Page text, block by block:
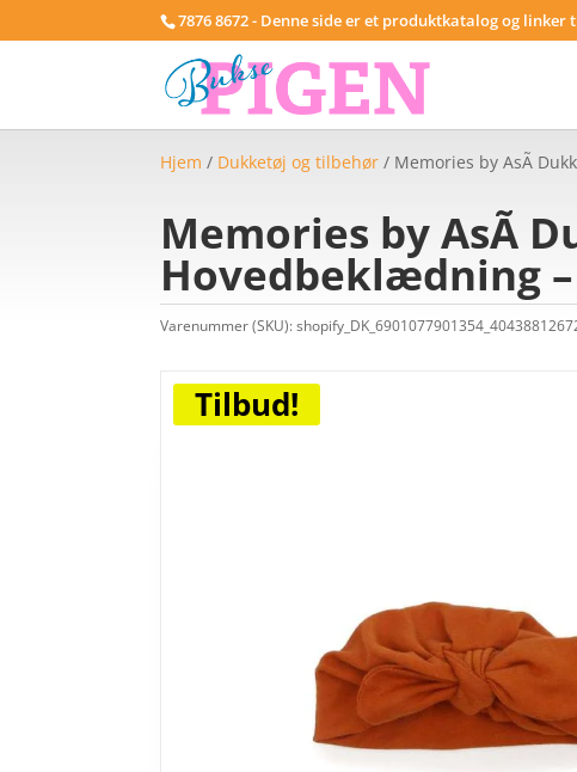
7876 8672 - Denne side er et produktkatalog og
Hjem / Dukketøj og tilbehør / Memories by AsÃ­
Memories by AsÃ­
Hovedbeklædning
Varenummer (SKU):
Tilbud!